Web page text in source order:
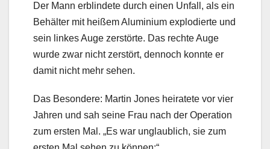
Der Mann erblindete durch einen Unfall, als ein
Behälter mit heißem Aluminium explodierte und
sein linkes Auge zerstörte. Das rechte Auge
wurde zwar nicht zerstört, dennoch konnte er
damit nicht mehr sehen.
Das Besondere: Martin Jones heiratete vor vier
Jahren und sah seine Frau nach der Operation
zum ersten Mal. „Es war unglaublich, sie zum